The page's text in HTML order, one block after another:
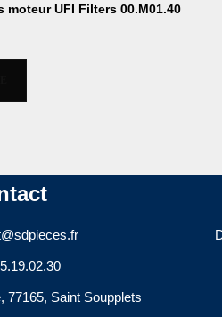
moteur UFI Filters 00.M01.40
77165, Saint Soupplets